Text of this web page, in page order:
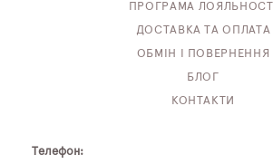
ПРОГРАМА ЛОЯЛЬНОСТІ
ДОСТАВКА ТА ОПЛАТА
ОБМІН І ПОВЕРНЕННЯ
БЛОГ
КОНТАКТИ
Телефон: